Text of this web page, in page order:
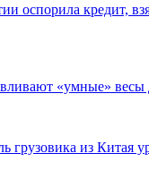
оспорила кредит,
«умные» весы
грузовика из Китая